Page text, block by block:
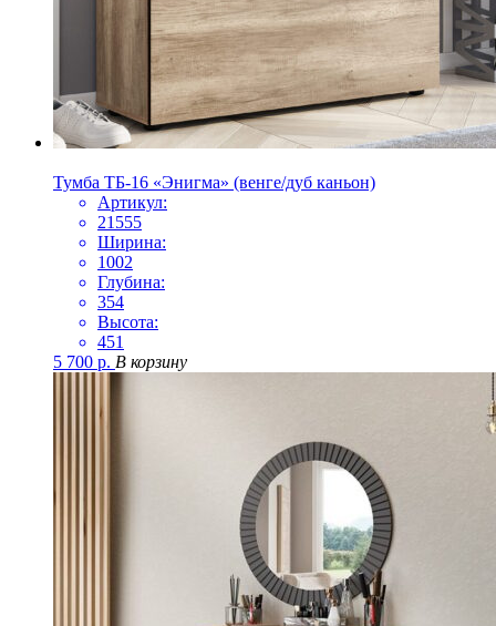
Тумба ТБ-16 «Энигма» (венге/дуб каньон)
Артикул:
21555
Ширина:
1002
Глубина:
354
Высота:
451
5 700 р. В корзину